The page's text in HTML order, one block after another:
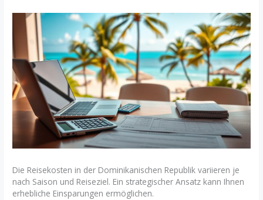
Die Reisekosten in der Dominikanischen Republik variieren je
nach Saison und Reiseziel. Ein strategischer Ansatz kann Ihnen
erhebliche Einsparungen ermöglichen.